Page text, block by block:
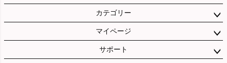
カテゴリー
マイページ
サポート